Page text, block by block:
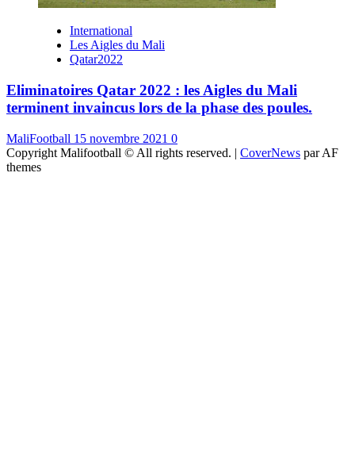
International
Les Aigles du Mali
Qatar2022
Eliminatoires Qatar 2022 : les Aigles du Mali
terminent invaincus lors de la phase des poules.
MaliFootball 15 novembre 2021 0
Copyright Malifootball © All rights reserved. | CoverNews par AF
themes